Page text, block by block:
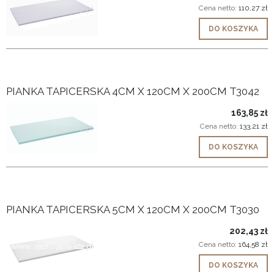
Cena netto: 110,27 zł
DO KOSZYKA
PIANKA TAPICERSKA 4CM X 120CM X 200CM T3042
163,85 zł
Cena netto: 133,21 zł
DO KOSZYKA
PIANKA TAPICERSKA 5CM X 120CM X 200CM T3030
202,43 zł
Cena netto: 164,58 zł
DO KOSZYKA